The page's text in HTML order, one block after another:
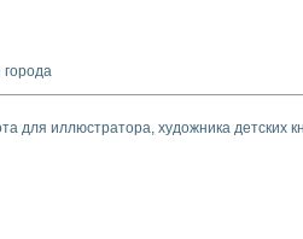
города
для иллюстратора, художника детских